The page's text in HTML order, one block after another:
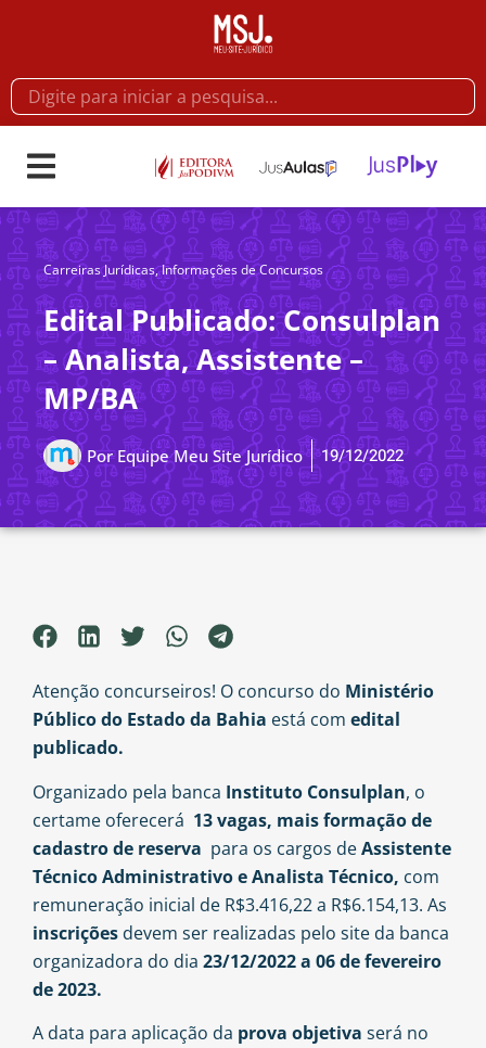
Carreiras Jurídicas,Informações de Concursos
Edital Publicado: Consulplan
– Analista, Assistente –
MP/BA
PorEquipe Meu Site Jurídico 19/12/2022
Atenção concurseiros! O concurso do Ministério
Público do Estado da Bahia está com edital
publicado.
Organizado pela banca Instituto Consulplan, o
certame oferecerá 13vagas, mais formação de
cadastro de reserva para os cargos deAssistente
Técnico Administrativo e Analista Técnico, com
remuneração inicial de R$3.416,22 a R$6.154,13. As
inscrições devem ser realizadas pelo site da banca
organizadora do dia 23/12/2022 a 06 de fevereiro
de 2023.
A data para aplicação da prova objetiva será no